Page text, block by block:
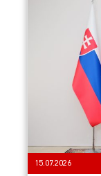
15.07.2026